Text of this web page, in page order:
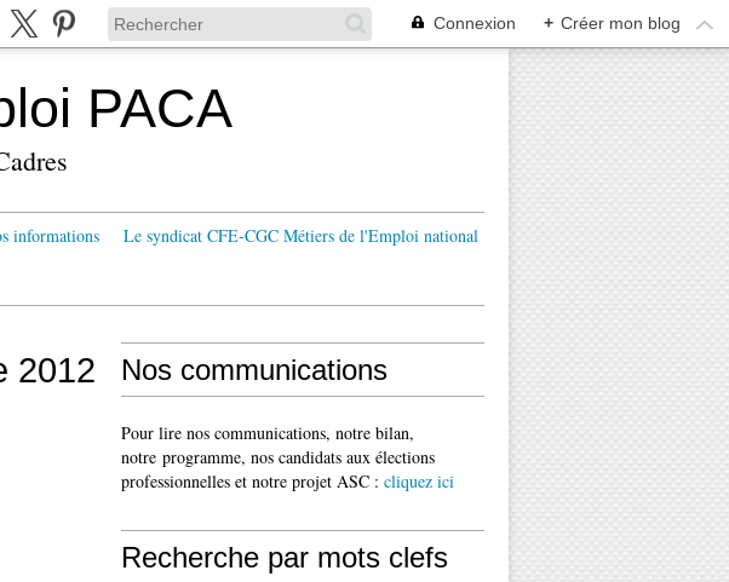
Connexion + Créer mon blog
PACA
informations
Le syndicat CFE-CGC Métiers de l'Emploi national
2012
Nos communications
Pour lire nos communications, notre bilan,
notre programme, nos candidats aux élections
professionnelles et notre projet ASC : cliquez ici
Recherche par mots clefs